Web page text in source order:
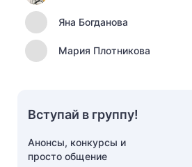
Яна Богданова
Мария Плотникова
Вступай в группу!
Анонсы, конкурсы и
просто общение